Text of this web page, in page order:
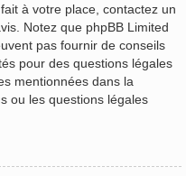
à votre place, contactez un
Notez que phpBB Limited
pas fournir de conseils
pour des questions légales
mentionnées dans la
ou les questions légales